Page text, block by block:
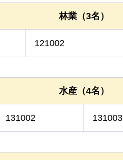
林業（3名）
121002
水産（4名）
131002 131003